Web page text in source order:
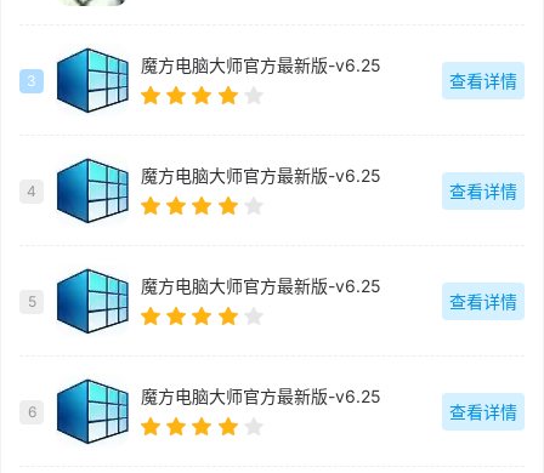
3
魔方电脑大师官方最新版-v6.25
查看详情
4
魔方电脑大师官方最新版-v6.25
查看详情
5
魔方电脑大师官方最新版-v6.25
查看详情
6
魔方电脑大师官方最新版-v6.25
查看详情